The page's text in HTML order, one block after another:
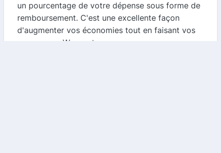
un pourcentage de votre dépense sous forme de
remboursement. C'est une excellente façon
d'augmenter vos économies tout en faisant vos
courses sur Wow.pet.